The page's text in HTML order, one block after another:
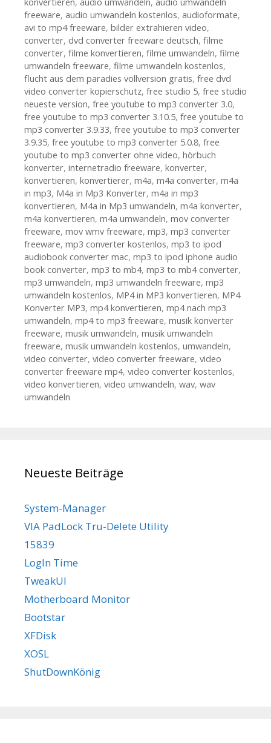
freeware, audio umwandeln kostenlos, audioformate,
avi to mp4 freeware, bilder extrahieren video,
converter, dvd converter freeware deutsch, filme
converter, filme konvertieren, filme umwandeln, filme
umwandeln freeware, filme umwandeln kostenlos,
flucht aus dem paradies vollversion gratis, free dvd
video converter kopierschutz, free studio 5, free studio
neueste version, free youtube to mp3 converter 3.0,
free youtube to mp3 converter 3.10.5, free youtube to
mp3 converter 3.9.33, free youtube to mp3 converter
3.9.35, free youtube to mp3 converter 5.0.8, free
youtube to mp3 converter ohne video, hörbuch
konverter, internetradio freeware, konverter,
konvertieren, konvertierer, m4a, m4a converter, m4a
in mp3, M4a in Mp3 Konverter, m4a in mp3
konvertieren, M4a in Mp3 umwandeln, m4a konverter,
m4a konvertieren, m4a umwandeln, mov converter
freeware, mov wmv freeware, mp3, mp3 converter
freeware, mp3 converter kostenlos, mp3 to ipod
audiobook converter mac, mp3 to ipod iphone audio
book converter, mp3 to mb4, mp3 to mb4 converter,
mp3 umwandeln, mp3 umwandeln freeware, mp3
umwandeln kostenlos, MP4 in MP3 konvertieren, MP4
Konverter MP3, mp4 konvertieren, mp4 nach mp3
umwandeln, mp4 to mp3 freeware, musik konverter
freeware, musik umwandeln, musik umwandeln
freeware, musik umwandeln kostenlos, umwandeln,
video converter, video converter freeware, video
converter freeware mp4, video converter kostenlos,
video konvertieren, video umwandeln, wav, wav
umwandeln
Neueste Beiträge
System-Manager
VIA PadLock Tru-Delete Utility
15839
LogIn Time
TweakUI
Motherboard Monitor
Bootstar
XFDisk
XOSL
ShutDownKönig